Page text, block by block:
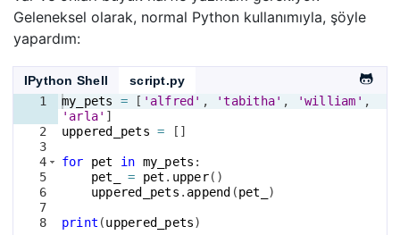
Geleneksel olarak, normal Python kullanımıyla, şöyle
yapardım:
IPython Shell
script.py
1
2
3
4
5
6
7
8
my_pets = [ 'alfred' , 'tabitha' , 'william' ,
'arla' ]
uppered_pets = [ ]
for pet in my_pets :
pet_
= pet . upper( )
uppered_pets . append (pet_ )
print (uppered_pets)